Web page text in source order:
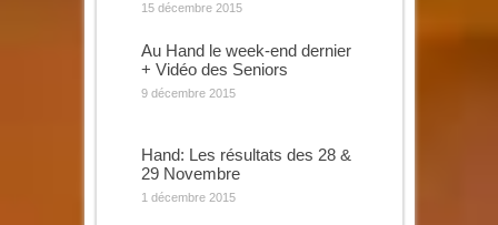
15 décembre 2015
Au Hand le week-end dernier
+ Vidéo des Seniors
9 décembre 2015
Hand: Les résultats des 28 &
29 Novembre
1 décembre 2015